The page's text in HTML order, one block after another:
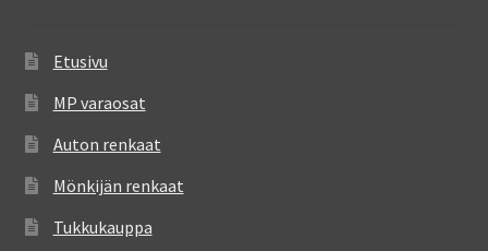
Etusivu
MP varaosat
Auton renkaat
Mönkijän renkaat
Tukkukauppa